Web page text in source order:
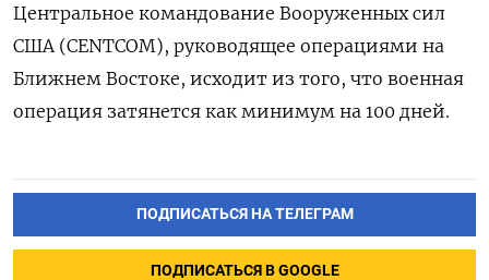
Центральное командование Вооруженных сил
США (CENTCOM), руководящее операциями на
Ближнем Востоке, исходит из того, что военная
операция затянется как минимум на 100 дней.
ПОДПИСАТЬСЯ НА ТЕЛЕГРАМ
ПОДПИСАТЬСЯ В GOOGLE